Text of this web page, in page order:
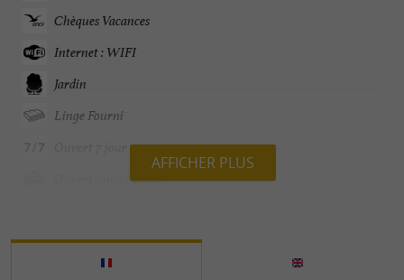
Chèques Vacances
Internet : WIFI
Jardin
Linge Fourni
Ouvert 7 jour sur 7
Ouvert toute l'année
Parle anglais
Parle italien
AFFICHER PLUS